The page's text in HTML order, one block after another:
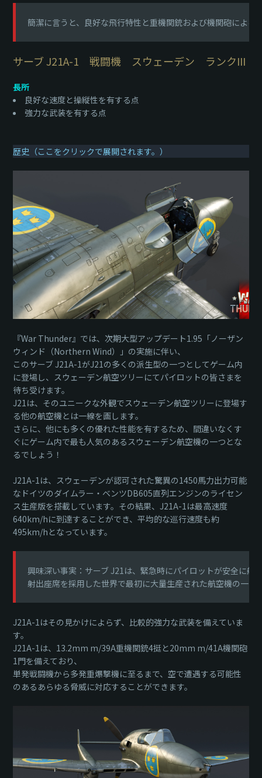
簡潔に言うと、良好な飛行特性と重機関銃および機関砲によ
サーブ J21A-1 戦闘機 スウェーデン ランクIII
長所
良好な速度と操縦性を有する点
強力な武装を有する点
歴史（ここをクリックで展開されます。）
『War Thunder』では、次期大型アップデート1.95「ノーザン
ウィンド（Northern Wind）」の実施に伴い、
このサーブ J21A-1がJ21の多くの派生型の一つとしてゲーム内
に登場し、スウェーデン航空ツリーにてパイロットの皆さまを
待ち受けます。
J21は、そのユニークな外観でスウェーデン航空ツリーに登場す
る他の航空機とは一線を画します。
さらに、他にも多くの優れた性能を有するため、間違いなくす
ぐにゲーム内で最も人気のあるスウェーデン航空機の一つとな
るでしょう！
J21A-1は、スウェーデンが認可された驚異の1450馬力出力可能
なドイツのダイムラー・ベンツDB605直列エンジンのライセン
ス生産版を搭載しています。その結果、J21A-1は最高速度
640km/hに到達することができ、平均的な巡行速度も約
495km/hとなっています。
興味深い事実：サーブ J21は、緊急時にパイロットが安全に航
射出座席を採用した世界で最初に大量生産された航空機の一つ
J21A-1はその見かけによらず、比較的強力な武装を備えていま
す。
J21A-1は、13.2mm m/39A重機関銃4挺と20mm m/41A機関砲
1門を備えており、
単発戦闘機から多発重爆撃機に至るまで、空で遭遇する可能性
のあるあらゆる脅威に対応することができます。